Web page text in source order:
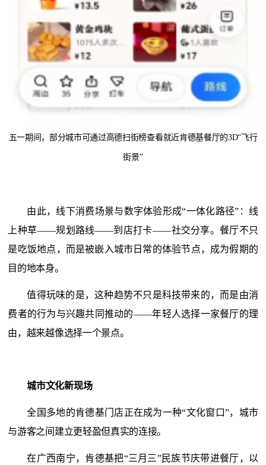
五一期间，部分城市可通过高德扫街榜查看就近肯德基餐厅的3D“飞行
街景”
由此，线下消费场景与数字体验形成“一体化路径”：线
上种草——规划路线——到店打卡——社交分享。餐厅不只
是吃饭地点，而是被嵌入城市日常的体验节点，成为假期的
目的地本身。
值得玩味的是，这种趋势不只是科技带来的，而是由消
费者的行为与兴趣共同推动的——年轻人选择一家餐厅的理
由，越来越像选择一个景点。
城市文化新现场
全国多地的肯德基门店正在成为一种“文化窗口”，城市
与游客之间建立更轻盈但真实的连接。
在广西南宁，肯德基把“三月三”民族节庆带进餐厅，以